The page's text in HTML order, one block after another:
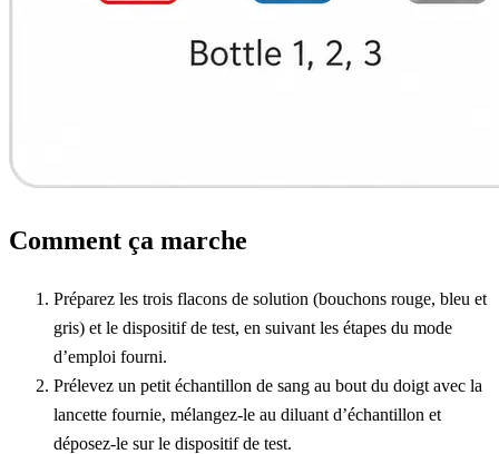
Comment ça marche
Préparez les trois flacons de solution (bouchons rouge, bleu et
gris) et le dispositif de test, en suivant les étapes du mode
d’emploi fourni.
Prélevez un petit échantillon de sang au bout du doigt avec la
lancette fournie, mélangez-le au diluant d’échantillon et
déposez-le sur le dispositif de test.